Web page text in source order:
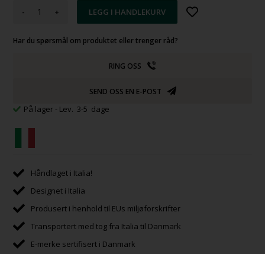
- +
Har du spørsmål om produktet eller trenger råd?
RING OSS
SEND OSS EN E-POST
På lager - Lev. 3-5 dage
Håndlaget i Italia!
Designet i Italia
Produsert i henhold til EUs miljøforskrifter
Transportert med tog fra Italia til Danmark
E-merke sertifisert i Danmark